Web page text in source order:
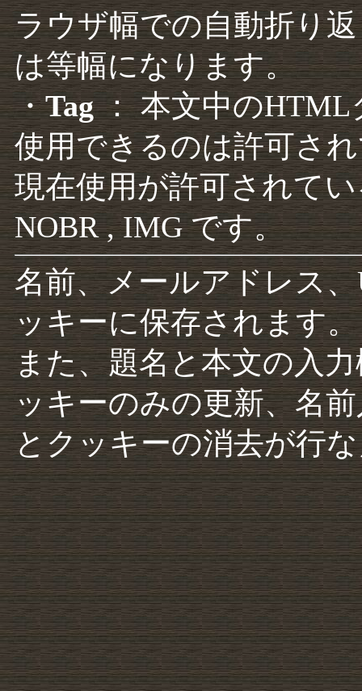
ラウザ幅での自動折り
は等幅になります。
・Tag： 本文中のHTML
使用できるのは許可さ
現在使用が許可されて
NOBR , IMG です。
名前、メールアドレス
ッキーに保存されます。
また、題名と本文の入
ッキーのみの更新、名
とクッキーの消去が行